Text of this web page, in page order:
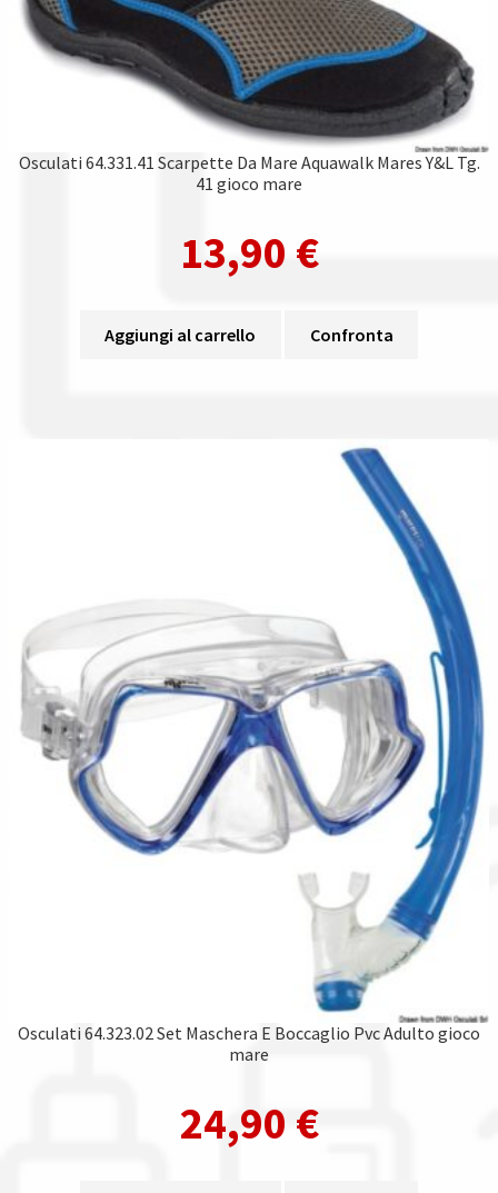
Osculati 64.331.41 Scarpette Da Mare Aquawalk Mares Y&L Tg.
41 gioco mare
13,90 €
Aggiungi al carrello Confronta
Osculati 64.323.02 Set Maschera E Boccaglio Pvc Adulto gioco
mare
24,90 €